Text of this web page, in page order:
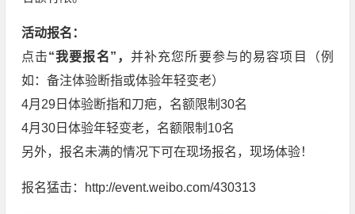
活动报名：
点击“我要报名”， 并补充您所要参与的易容项目（例
如：备注体验断指或体验年轻变老）
4月29日体验断指和刀疤，名额限制30名
4月30日体验年轻变老，名额限制10名
另外，报名未满的情况下可在现场报名，现场体验！
报名猛击：http://event.weibo.com/430313